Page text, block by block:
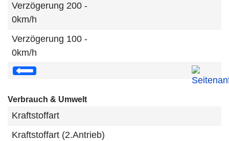
Verzögerung 200 -
0km/h
Verzögerung 100 -
0km/h
Verbrauch & Umwelt
Kraftstoffart
Kraftstoffart (2.Antrieb)